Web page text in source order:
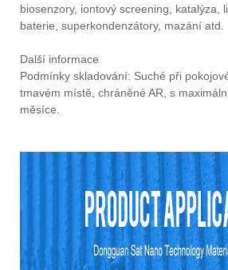
biosenzory, iontový screening, katalýza,
baterie, superkondenzátory, mazání atd.
Další informace
Podmínky skladování: Suché při
tmavém místě, chráněné AR, s
měsíce.